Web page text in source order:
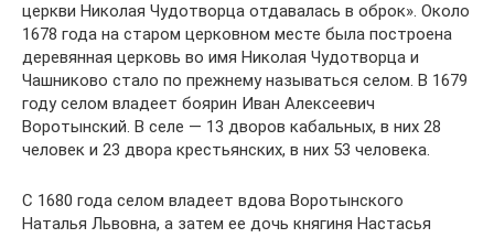
церкви Николая Чудотворца отдавалась в оброк». Около
1678 года на старом церковном месте была построена
деревянная церковь во имя Николая Чудотворца и
Чашниково стало по прежнему называться селом. В 1679
году селом владеет боярин Иван Алексеевич
Воротынский. В селе — 13 дворов кабальных, в них 28
человек и 23 двора крестьянских, в них 53 человека.
С 1680 года селом владеет вдова Воротынского
Наталья Львовна, а затем ее дочь княгиня Настасья